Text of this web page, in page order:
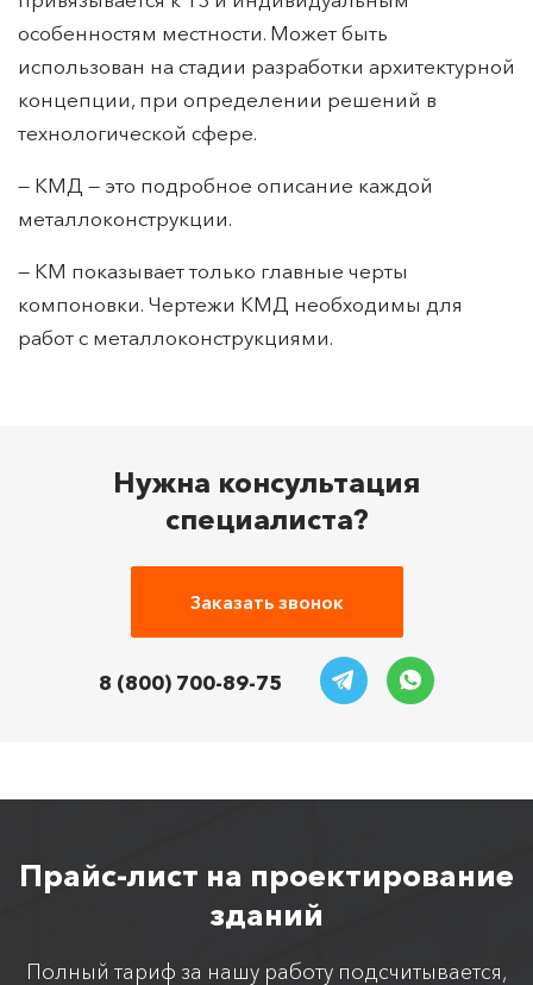
особенностям местности. Может быть
использован на стадии разработки архитектурной
концепции, при определении решений в
технологической сфере.
— КМД — это подробное описание каждой
металлоконструкции.
— КМ показывает только главные черты
компоновки. Чертежи КМД необходимы для
работ с металлоконструкциями.
Нужна консультация
специалиста?
Заказать звонок
8 (800) 700-89-75
Прайс-лист на проектирование
зданий
Полный тариф за нашу работу подсчитывается,